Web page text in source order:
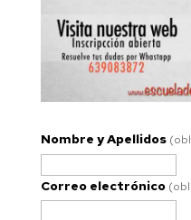
Nombre y Apellidos
Correo electrónico